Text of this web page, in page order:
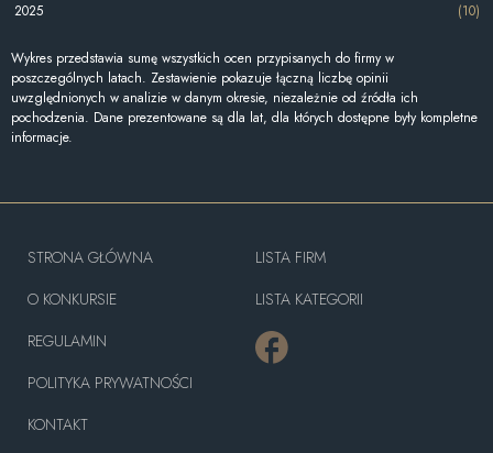
2025
(10)
Wykres przedstawia sumę wszystkich ocen przypisanych do firmy w
poszczególnych latach. Zestawienie pokazuje łączną liczbę opinii
uwzględnionych w analizie w danym okresie, niezależnie od źródła ich
pochodzenia. Dane prezentowane są dla lat, dla których dostępne były kompletne
informacje.
STRONA GŁÓWNA
O KONKURSIE
REGULAMIN
POLITYKA PRYWATNOŚCI
KONTAKT
LISTA FIRM
LISTA KATEGORII